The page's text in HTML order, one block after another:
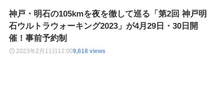
神戸・明石の105kmを夜を徹して巡る「第2回 神戸明
石ウルトラウォーキング2023」が4月29日・30日開
催！事前予約制
2023年2月11日 12:009,618 views